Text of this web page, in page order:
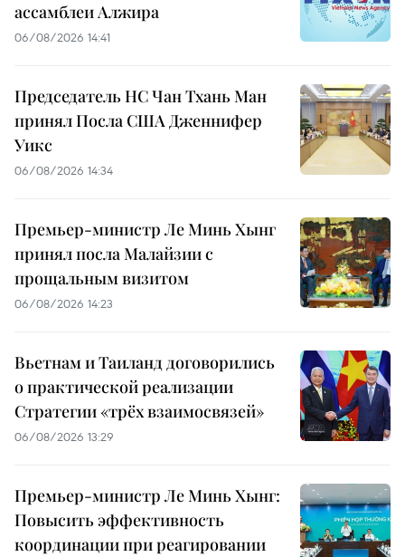
ассамблеи Алжира
06/08/2026 14:41
Председатель НС Чан Тхань Ман
принял Посла США Дженнифер
Уикс
06/08/2026 14:34
Премьер-министр Ле Минь Хынг
принял посла Малайзии с
прощальным визитом
06/08/2026 14:23
Вьетнам и Таиланд договорились
о практической реализации
Стратегии «трёх взаимосвязей»
06/08/2026 13:29
Премьер-министр Ле Минь Хынг:
Повысить эффективность
координации при реагировании